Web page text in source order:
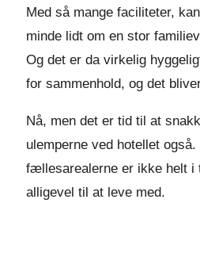
Med så mange faciliteter,
minde lidt om en stor
Og det er da virkelig
for sammenhold, og det
Nå, men det er tid til at
ulemperne ved hotellet
fællesarealerne er ikke helt i
alligevel til at leve med.